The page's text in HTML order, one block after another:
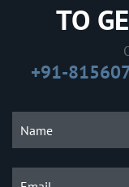
TO
+91-